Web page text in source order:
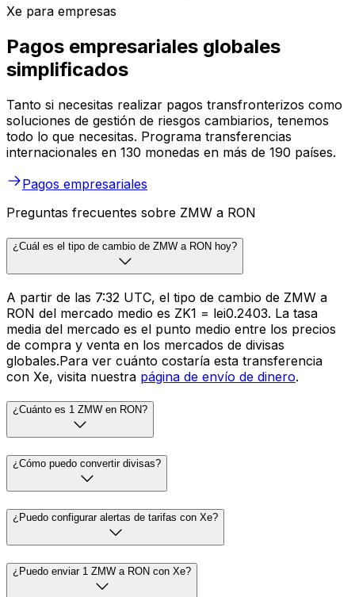
Xe para empresas
Pagos empresariales globales
simplificados
Tanto si necesitas realizar pagos transfronterizos como
soluciones de gestión de riesgos cambiarios, tenemos
todo lo que necesitas. Programa transferencias
internacionales en 130 monedas en más de 190 países.
Pagos empresariales
Preguntas frecuentes sobre ZMW a RON
¿Cuál es el tipo de cambio de ZMW a RON hoy?
A partir de las 7:32 UTC, el tipo de cambio de ZMW a
RON del mercado medio es ZK1 = lei0.2403. La tasa
media del mercado es el punto medio entre los precios
de compra y venta en los mercados de divisas
globales.Para ver cuánto costaría esta transferencia
con Xe, visita nuestra página de envío de dinero.
¿Cuánto es 1 ZMW en RON?
¿Cómo puedo convertir divisas?
¿Puedo configurar alertas de tarifas con Xe?
¿Puedo enviar 1 ZMW a RON con Xe?